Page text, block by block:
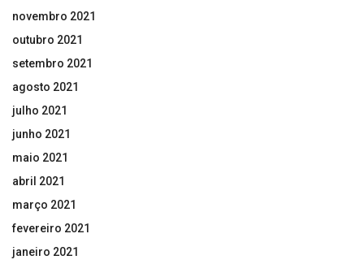
novembro 2021
outubro 2021
setembro 2021
agosto 2021
julho 2021
junho 2021
maio 2021
abril 2021
março 2021
fevereiro 2021
janeiro 2021